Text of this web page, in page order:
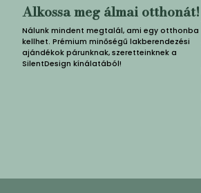
Alkossa meg álmai otthonát!
Nálunk mindent megtalál, ami egy otthonba
kellhet. Prémium minőségű lakberendezési
ajándékok párunknak, szeretteinknek a
SilentDesign kínálatából!